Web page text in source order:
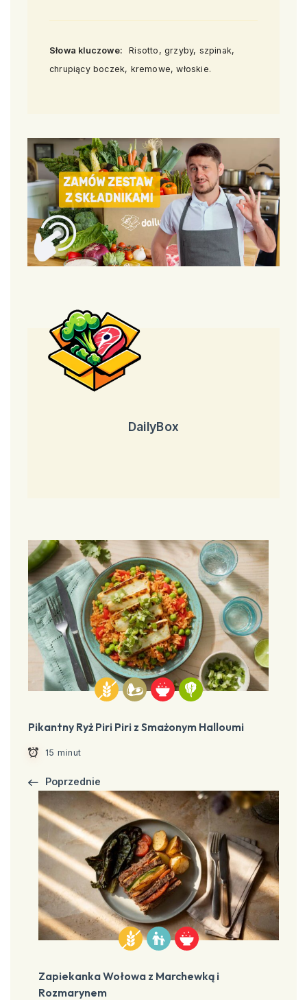
Słowa kluczowe:
Risotto, grzyby, szpinak,
chrupiący boczek, kremowe, włoskie.
DailyBox
Pikantny Ryż Piri Piri z Smażonym Halloumi
15 minut
Poprzednie
Zapiekanka Wołowa z Marchewką i
Rozmarynem